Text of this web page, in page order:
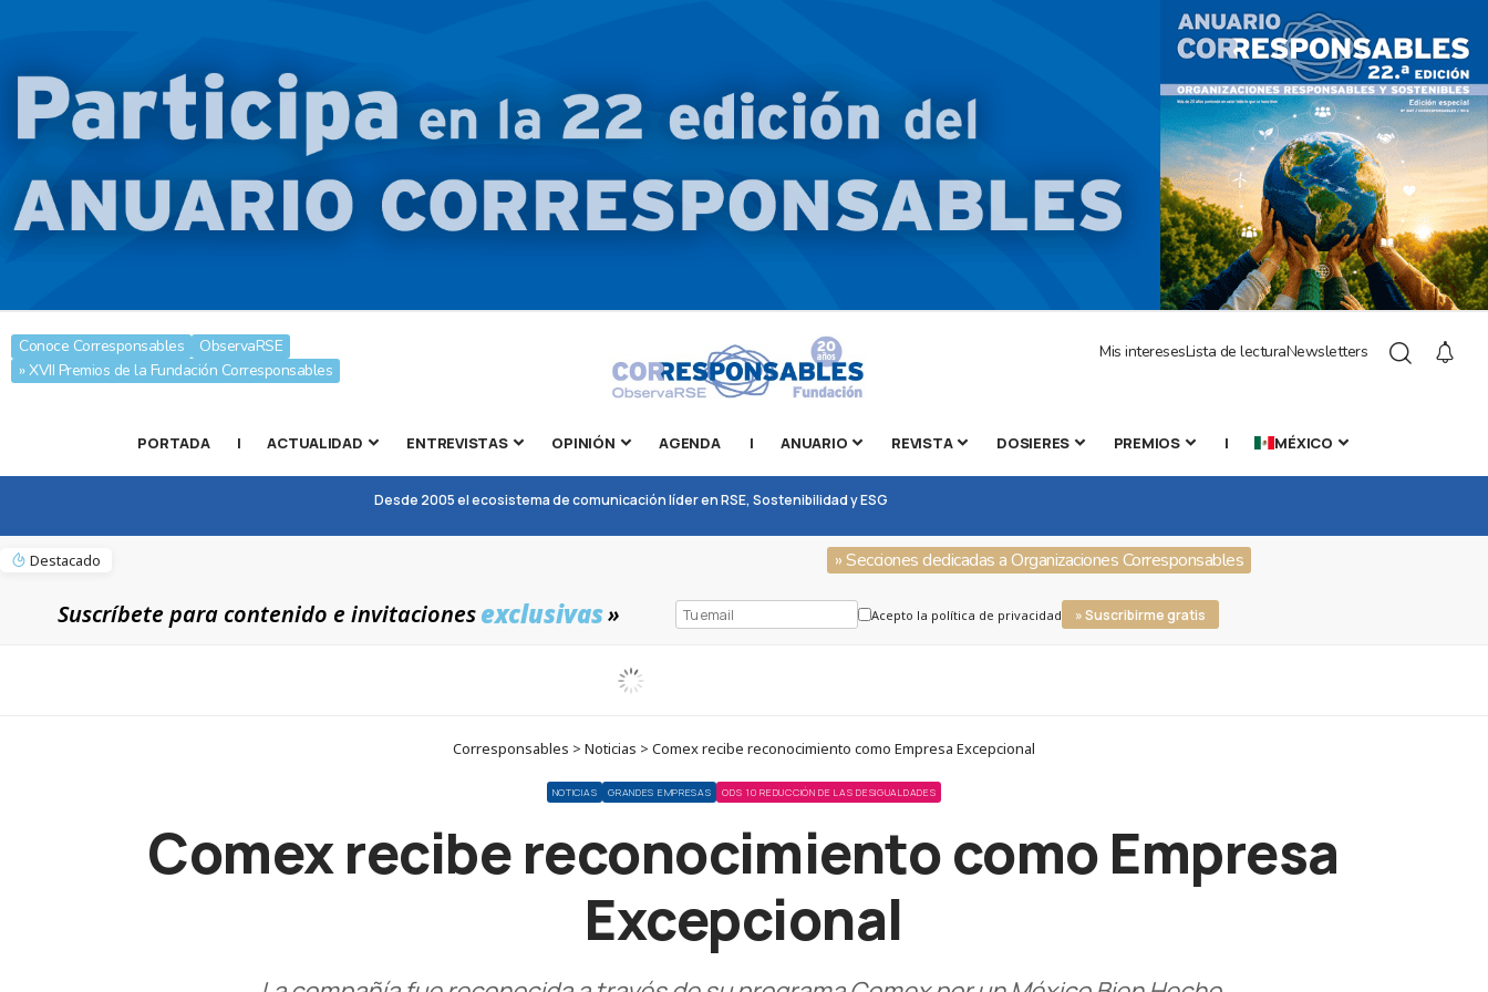
Conoce Corresponsables
ObservaRSE
» XVII Premios de la Fundación Corresponsables
Mis interesesLista de lecturaNewsletters
PORTADA | ACTUALIDAD ENTREVISTAS OPINIÓN AGENDA | ANUARIO REVISTA DOSIERES PREMIOS | MÉXICO
Desde 2005 el ecosistema de comunicación líder en RSE, Sostenibilidad y ESG
Destacado » Secciones dedicadas a Organizaciones Corresponsables
Suscríbete para contenido e invitacionesexclusivas» Acepto la política de privacidad » Suscribirme gratis
Corresponsables > Noticias > Comex recibe reconocimiento como Empresa Excepcional
NOTICIAS GRANDES EMPRESAS ODS 10 REDUCCIÓN DE LAS DESIGUALDADES
Comex recibe reconocimiento como Empresa
Excepcional